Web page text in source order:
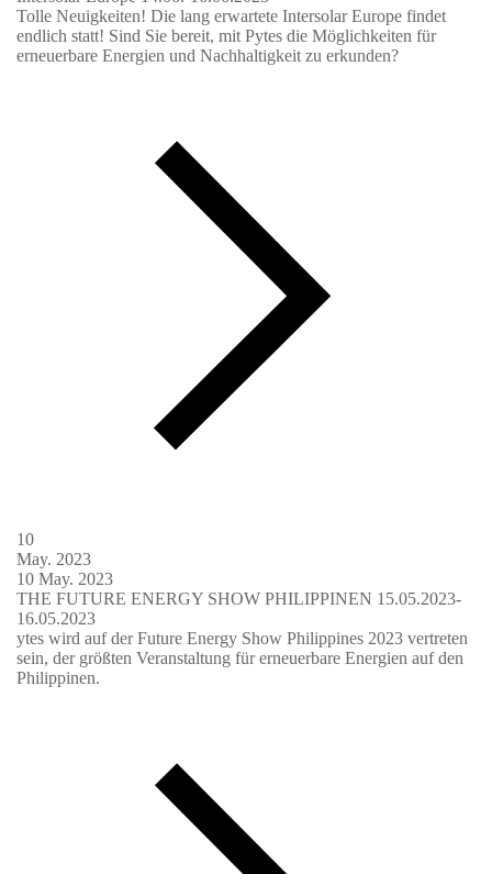
Tolle Neuigkeiten! Die lang erwartete Intersolar Europe findet
endlich statt! Sind Sie bereit, mit Pytes die Möglichkeiten für
erneuerbare Energien und Nachhaltigkeit zu erkunden?
10
May. 2023
10 May. 2023
THE FUTURE ENERGY SHOW PHILIPPINEN 15.05.2023-
16.05.2023
ytes wird auf der Future Energy Show Philippines 2023 vertreten
sein, der größten Veranstaltung für erneuerbare Energien auf den
Philippinen.